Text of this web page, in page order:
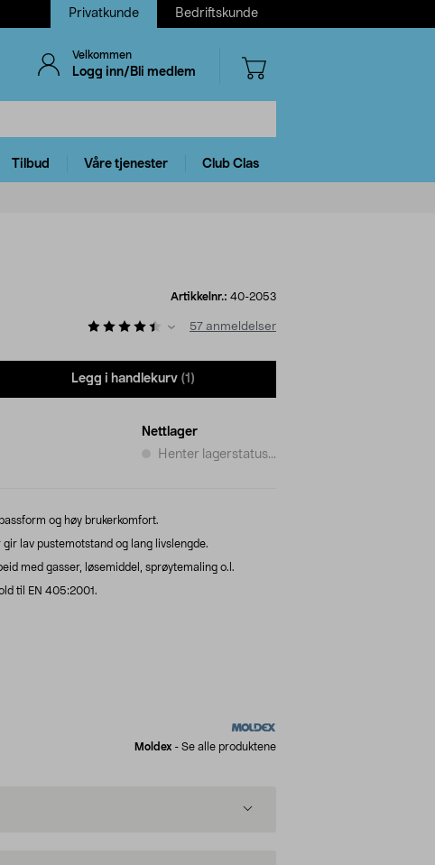
Privatkunde Bedriftskunde
Velkommen
Logg inn/Bli medlem
Tilbud Våre tjenester Club Clas
Artikkelnr.: 40-2053
57 anmeldelser
Legg i handlekurv (1)
Nettlager
Henter lagerstatus...
og høy brukerkomfort.
lav pustemotstand og lang livslengde.
med gasser, løsemiddel, sprøytemaling o.l.
til EN 405:2001.
Moldex - Se alle produktene